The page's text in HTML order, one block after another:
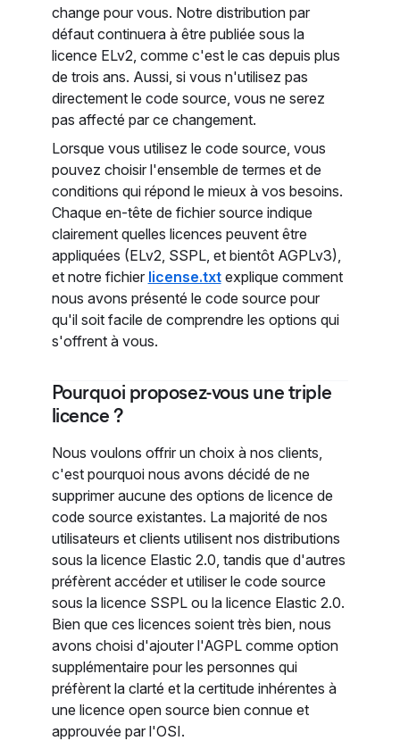
change pour vous. Notre distribution par
défaut continuera à être publiée sous la
licence ELv2, comme c'est le cas depuis plus
de trois ans. Aussi, si vous n'utilisez pas
directement le code source, vous ne serez
pas affecté par ce changement.
Lorsque vous utilisez le code source, vous
pouvez choisir l'ensemble de termes et de
conditions qui répond le mieux à vos besoins.
Chaque en-tête de fichier source indique
clairement quelles licences peuvent être
appliquées (ELv2, SSPL, et bientôt AGPLv3),
et notre fichier license.txtexplique comment
nous avons présenté le code source pour
qu'il soit facile de comprendre les options qui
s'offrent à vous.
Pourquoi proposez-vous une triple
licence ?
Nous voulons offrir un choix à nos clients,
c'est pourquoi nous avons décidé de ne
supprimer aucune des options de licence de
code source existantes. La majorité de nos
utilisateurs et clients utilisent nos distributions
sous la licence Elastic 2.0, tandis que d'autres
préfèrent accéder et utiliser le code source
sous la licence SSPL ou la licence Elastic 2.0.
Bien que ces licences soient très bien, nous
avons choisi d'ajouter l'AGPL comme option
supplémentaire pour les personnes qui
préfèrent la clarté et la certitude inhérentes à
une licence open source bien connue et
approuvée par l'OSI.